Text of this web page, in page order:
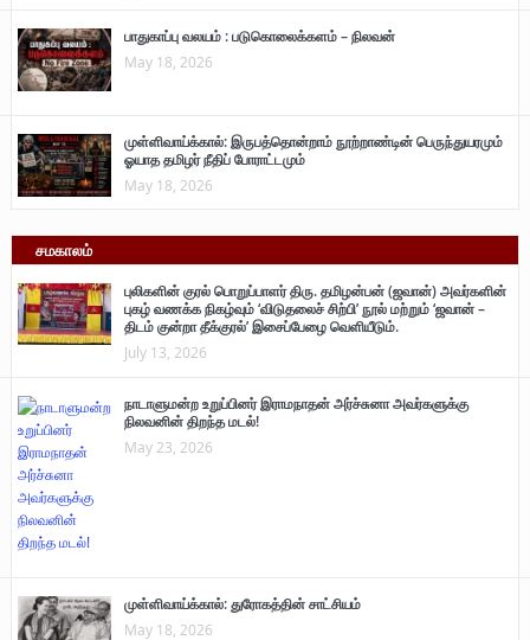
பாதுகாப்பு வலயம் : படுகொலைக்களம் – நிலவன்
May 18, 2026
முள்ளிவாய்க்கால்: இருபத்தொன்றாம் நூற்றாண்டின் பெருந்துயரமும்
ஓயாத தமிழர் நீதிப் போராட்டமும்
May 18, 2026
சமகாலம்
புலிகளின் குரல் பொறுப்பாளர் திரு. தமிழன்பன் (ஜவான்) அவர்களின்
புகழ் வணக்க நிகழ்வும் ‘விடுதலைச் சிற்பி’ நூல் மற்றும் ‘ஜவான் –
திடம் குன்றா தீக்குரல்’ இசைப்பேழை வெளியீடும்.
July 13, 2026
நாடாளுமன்ற உறுப்பினர் இராமநாதன் அர்ச்சுனா அவர்களுக்கு
நிலவனின் திறந்த மடல்!
May 23, 2026
முள்ளிவாய்க்கால்: துரோகத்தின் சாட்சியம்
May 18, 2026